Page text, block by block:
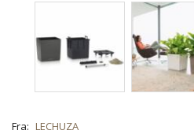
Fra: LECHUZA